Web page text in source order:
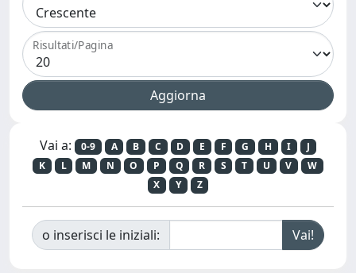
Risultati/Pagina
Vai a: 0-9 A B C D E F G H I
J
K
L M N O P Q R S T U V
W
X
Y Z
o inserisci le iniziali: